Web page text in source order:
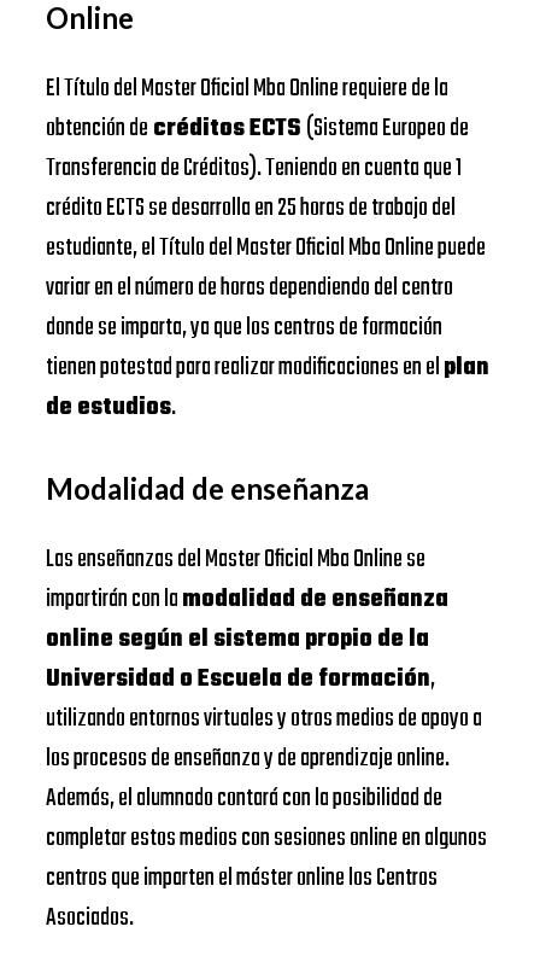
Online
El Título del Master Oficial Mba Online requiere de la
obtención decréditos ECTS(Sistema Europeo de
Transferencia de Créditos). Teniendo en cuenta que 1
crédito ECTS se desarrolla en 25 horas de trabajo del
estudiante, el Título del Master Oficial Mba Online puede
variar en el número de horas dependiendo del centro
donde se imparta, ya que los centros de formación
tienen potestad para realizar modificaciones en elplan
de estudios.
Modalidad de enseñanza
Las enseñanzas del Master Oficial Mba Online se
impartirán con lamodalidad de enseñanza
online según el sistema propio de la
Universidad o Escuela de formación,
utilizando entornos virtuales y otros medios de apoyo a
los procesos de enseñanza y de aprendizaje online.
Además, el alumnado contará con la posibilidad de
completar estos medios con sesiones online en algunos
centros que imparten el máster online los Centros
Asociados.